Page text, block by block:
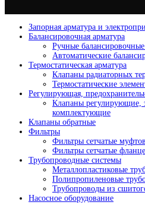
Запорная арматура и
Балансировочная арматура
Ручные
Автоматические
Термостатическая арматура
Клапаны радиаторных
Термостатические
Регулирующая,
Клапаны регулирующие,
комплектующие
Клапаны обратные
Фильтры
Фильтры сетчатые
Фильтры сетчатые
Трубопроводные системы
Металлопластиковые
Полипропиленовые
Трубопроводы из
Насосное оборудование